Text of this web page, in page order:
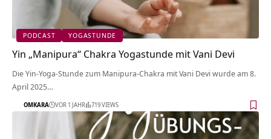
PODCAST YOGASTUNDE
Yin „Manipura“ Chakra Yogastunde mit Vani Devi
Die Yin-Yoga-Stunde zum Manipura-Chakra mit Vani Devi wurde am 8.
April 2025…
OMKARA VOR 1 JAHR 719 VIEWS